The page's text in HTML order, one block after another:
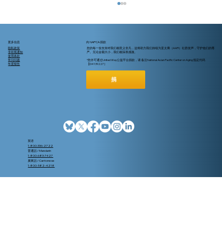
超過65歲還在工作？關於Medicare (紅藍
卡) 註冊，您需要瞭解這些
更多信息
隐私政策
非歧视通知
使用条款
常问问题
年度报告
向 NAPCA 捐款
您的每一份支持对我们都意义非凡，这将助力我们持续为亚太裔（AAPI）社群发声，守护他们的尊
严。无论金额大小，我们都深表感激。
*您亦可通过United Way公益平台捐款，请 备注National Asian Pacific Center on Aging 指定代码
【D4139227 ]
捐
英语
1-800-336-2722
普通話 / Mandarin
1-800-683-7427
廣東話 / Cantonese
1-800-582-4218